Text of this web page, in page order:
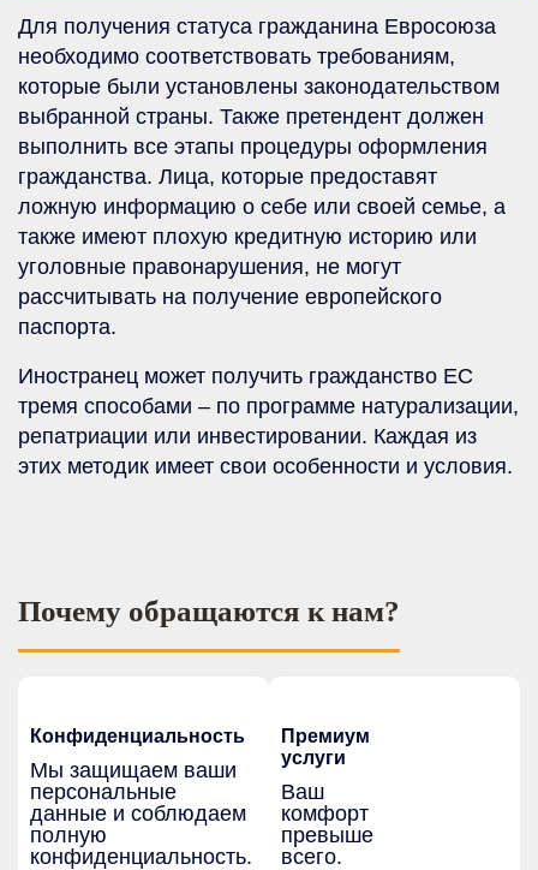
Для получения статуса гражданина Евросоюза
необходимо соответствовать требованиям,
которые были установлены законодательством
выбранной страны. Также претендент должен
выполнить все этапы процедуры оформления
гражданства. Лица, которые предоставят
ложную информацию о себе или своей семье, а
также имеют плохую кредитную историю или
уголовные правонарушения, не могут
рассчитывать на получение европейского
паспорта.
Иностранец может получить гражданство ЕС
тремя способами – по программе натурализации,
репатриации или инвестировании. Каждая из
этих методик имеет свои особенности и условия.
Почему обращаются к нам?
Конфиденциальность
Мы защищаем ваши
персональные
данные и соблюдаем
полную
конфиденциальность.
Премиум
услуги
Ваш
комфорт
превыше
всего.